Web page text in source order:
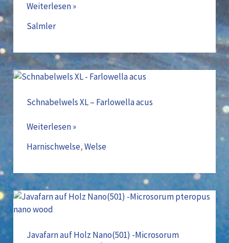
fin
Teles
Weiterlesen »
Salmler
Schnabelwels XL – Farlowella acus
Schnabelwels
–
acus
Weiterlesen »
Harnischwelse,Welse
Javafarn auf Holz Nano(501) -Microsorum
Javafarn
auf
Nano(501)